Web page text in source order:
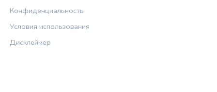
Конфиденциальность
Условия использования
Дисклеймер